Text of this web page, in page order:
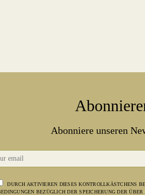
Abonniere unseren
DURCH AKTIVIEREN DIESES KONTROLLKÄSTCHENS
BEZÜGLICH DER SPEICHERUNG DER